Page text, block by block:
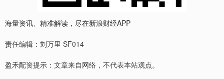
海量资讯、精准解读，尽在新浪财经APP
责任编辑：刘万里 SF014
盈禾配资提示：文章来自网络，不代表本站观点。